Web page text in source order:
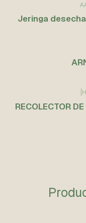
Jeringa
RECOLECTOR